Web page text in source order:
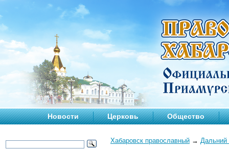
Новости Церковь Общество
Хабаровск православный → Дальний